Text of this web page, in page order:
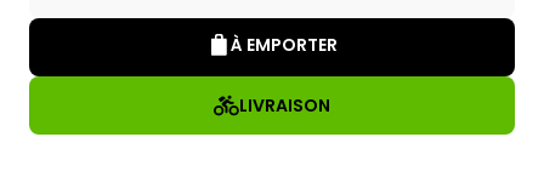
À EMPORTER
LIVRAISON